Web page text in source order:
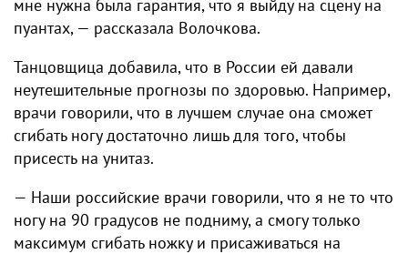
мне нужна была гарантия, что я выйду на сцену на
пуантах, — рассказала Волочкова.
Танцовщица добавила, что в России ей давали
неутешительные прогнозы по здоровью. Например,
врачи говорили, что в лучшем случае она сможет
сгибать ногу достаточно лишь для того, чтобы
присесть на унитаз.
— Наши российские врачи говорили, что я не то что
ногу на 90 градусов не подниму, а смогу только
максимум сгибать ножку и присаживаться на